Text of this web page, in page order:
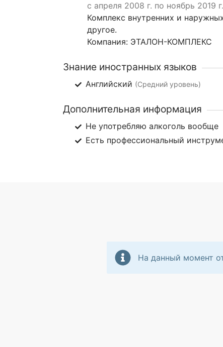
с апреля 2008 г. по ноябрь 2019 г.
Комплекс внутренних и
другое.
Компания: ЭТАЛОН-КОМПЛЕКС
Знание иностранных языков
Английский (Средний уровень)
Дополнительная информация
Не употребляю алкоголь вообще
Есть профессиональный
На данный момент